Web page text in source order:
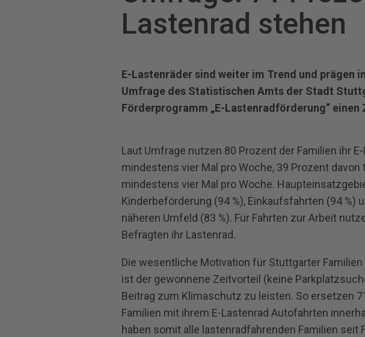
Lastenrad stehen
E-Lastenräder sind weiter im Trend und
Umfrage des Statistischen Amts der Stadt
Förderprogramm „E-Lastenradförderung“
Laut Umfrage nutzen 80 Prozent der Familien ihr
mindestens vier Mal pro Woche, 39 Prozent
mindestens vier Mal pro Woche.
Kinderbeförderung (94 %), Einkaufsfahrten (94 %)
näheren Umfeld (83 %). Für Fahrten zur Arbeit
Befragten ihr Lastenrad.
Die wesentliche Motivation für Stuttgarter Familien
ist der gewonnene Zeitvorteil (keine
Beitrag zum Klimaschutz zu leisten. So ersetzen
Familien mit ihrem E‐Lastenrad Autofahrten
haben somit alle lastenradfahrenden Familien seit